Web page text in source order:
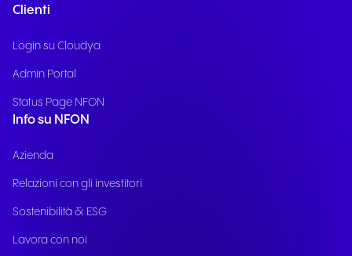
Clienti
Login su Cloudya
Admin Portal
Status Page NFON
Info su NFON
Azienda
Relazioni con gli investitori
Sostenibilità & ESG
Lavora con noi